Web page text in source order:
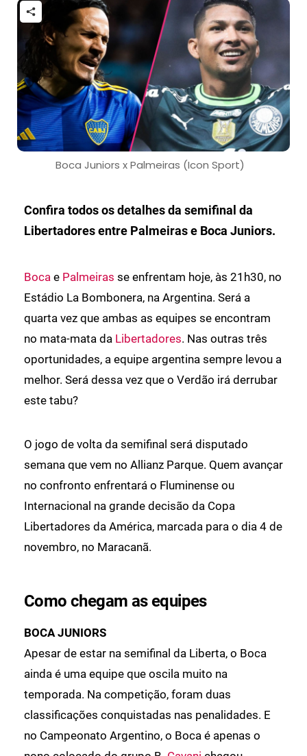
Boca Juniors x Palmeiras (Icon Sport)
Confira todos os detalhes da semifinal da
Libertadores entre Palmeiras e Boca Juniors.
Boca e Palmeiras se enfrentam hoje, às 21h30, no
Estádio La Bombonera, na Argentina. Será a
quarta vez que ambas as equipes se encontram
no mata-mata da Libertadores. Nas outras três
oportunidades, a equipe argentina sempre levou a
melhor. Será dessa vez que o Verdão irá derrubar
este tabu?
O jogo de volta da semifinal será disputado
semana que vem no Allianz Parque. Quem avançar
no confronto enfrentará o Fluminense ou
Internacional na grande decisão da Copa
Libertadores da América, marcada para o dia 4 de
novembro, no Maracanã.
Como chegam as equipes
BOCA JUNIORS
Apesar de estar na semifinal da Liberta, o Boca
ainda é uma equipe que oscila muito na
temporada. Na competição, foram duas
classificações conquistadas nas penalidades. E
no Campeonato Argentino, o Boca é apenas o